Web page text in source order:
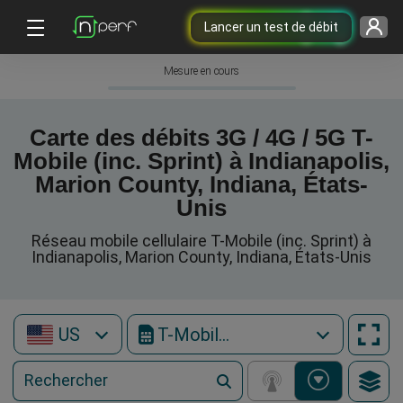
Lancer un test de débit
Mesure en cours
Carte des débits 3G / 4G / 5G T-
Mobile (inc. Sprint) à Indianapolis,
Marion County, Indiana, États-
Unis
Réseau mobile cellulaire T-Mobile (inc. Sprint) à
Indianapolis, Marion County, Indiana, États-Unis
US T-Mobile (inc. Sprint)